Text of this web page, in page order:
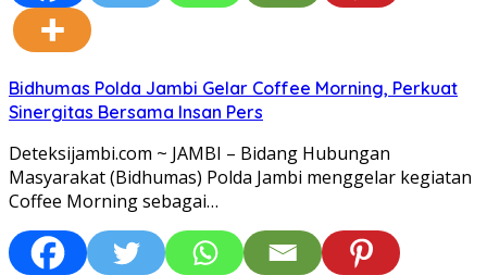
Bidhumas Polda Jambi Gelar Coffee Morning, Perkuat
Sinergitas Bersama Insan Pers
Deteksijambi.com ~ JAMBI – Bidang Hubungan
Masyarakat (Bidhumas) Polda Jambi menggelar kegiatan
Coffee Morning sebagai…